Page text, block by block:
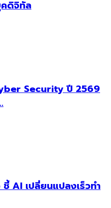
คดิจิทัล
Security ปี 2569
AI เปลี่ยนแปลงเร็วทำ